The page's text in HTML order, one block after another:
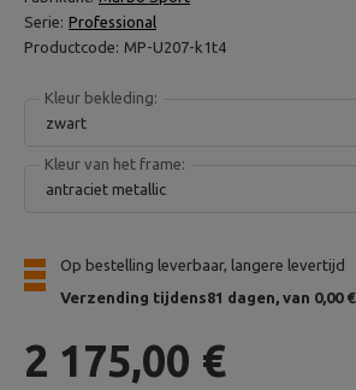
Serie: Professional
Productcode: MP-U207-k1t4
Kleur bekleding:
zwart
Kleur van het frame:
antraciet metallic
Op bestelling leverbaar, langere levertijd
Verzending tijdens81 dagen van 0,00 €
2 175,00 €